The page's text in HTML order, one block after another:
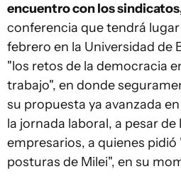
encuentro con los
conferencia que tendrá
febrero en la Universidad de
"los retos de la democracia
trabajo", en donde
su propuesta ya avanzada
la jornada laboral, a pesar
empresarios, a quienes
posturas de Milei", en su